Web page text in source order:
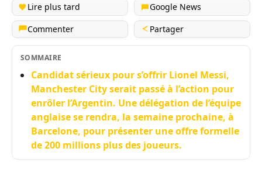
Lire plus tard
Google News
Commenter
Partager
SOMMAIRE
Candidat sérieux pour s’offrir Lionel Messi,
Manchester City serait passé à l’action pour
enrôler l’Argentin. Une délégation de l’équipe
anglaise se rendra, la semaine prochaine, à
Barcelone, pour présenter une offre formelle
de 200 millions plus des joueurs.